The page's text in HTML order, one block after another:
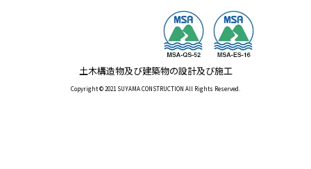
土木構造物及び建築物の設計及び施工
Copyright © 2021 SUYAMA CONSTRUCTION All Rights Reserved.